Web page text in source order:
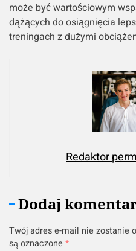
może być wartościowym
dążących do osiągnięcia
treningach z dużymi
Redaktor
Dodaj
Twój adres e-mail nie zostanie
są oznaczone *